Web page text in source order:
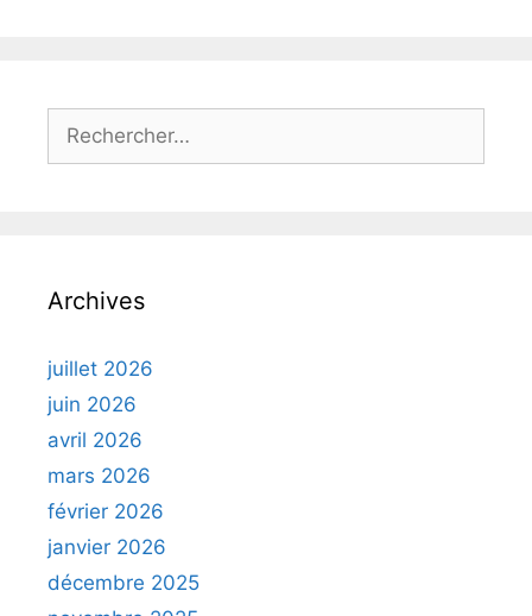
Rechercher :
Archives
juillet 2026
juin 2026
avril 2026
mars 2026
février 2026
janvier 2026
décembre 2025